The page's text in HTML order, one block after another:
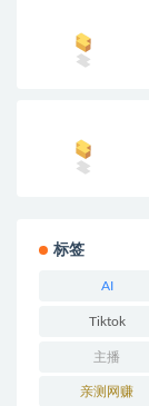
标签
AI
Tiktok
主播
亲测网赚